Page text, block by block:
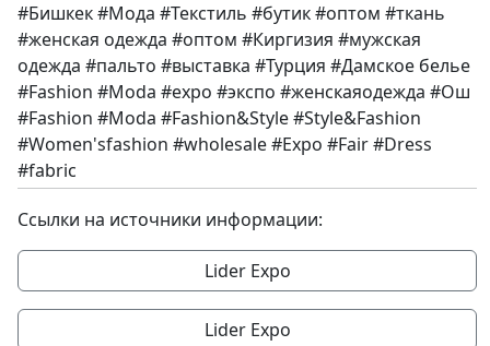
#Бишкек #Мода #Текстиль #бутик #оптом #ткань
#женская одежда #оптом #Киргизия #мужская
одежда #пальто #выставка #Турция #Дамское белье
#Fashion #Moda #expo #экспо #женскаяодежда #Ош
#Fashion #Moda #Fashion&Style #Style&Fashion
#Women'sfashion #wholesale #Expo #Fair #Dress
#fabric
Ссылки на источники информации:
Lider Expo
Lider Expo